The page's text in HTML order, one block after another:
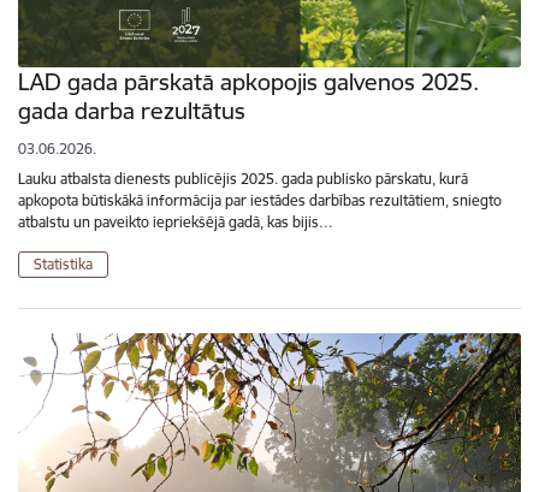
LAD gada pārskatā apkopojis galvenos 2025.
gada darba rezultātus
03.06.2026.
Lauku atbalsta dienests publicējis 2025. gada publisko pārskatu, kurā
apkopota būtiskākā informācija par iestādes darbības rezultātiem, sniegto
atbalstu un paveikto iepriekšējā gadā, kas bijis…
Statistika